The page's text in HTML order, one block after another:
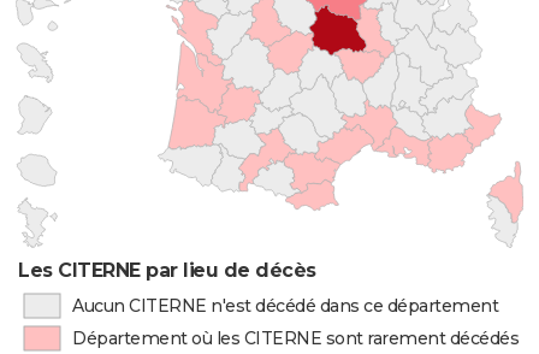
Les CITERNE par lieu de décès
Aucun CITERNE n'est décédé dans ce département
Département où les CITERNE sont rarement décédés